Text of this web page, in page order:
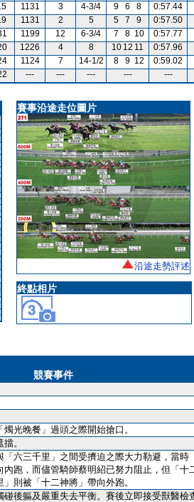
1131 3 4-3/4 9 6 8 0:57.44
1131 2 5 5 7 9 0:57.50
1199 12 6-3/4 7 8 10 0:57.77
1226 4 8 10 12 11 0:57.96
1124 7 14-1/2 8 9 12 0:59.02
--- --- --- --- ---
賽事沿途走位圖片
沿途走勢評述
終點相片
競賽事件
光晚餐」過頭之際開始搶口。
。
「六三千里」之間受擠迫之際大力勒避，當時
跑，而儘管騎師蔡明紹已努力阻止，但「十
則被「十二神將」帶向外跑。
碰後軀及嚴重失去平衡。賽後立即接受獸醫檢